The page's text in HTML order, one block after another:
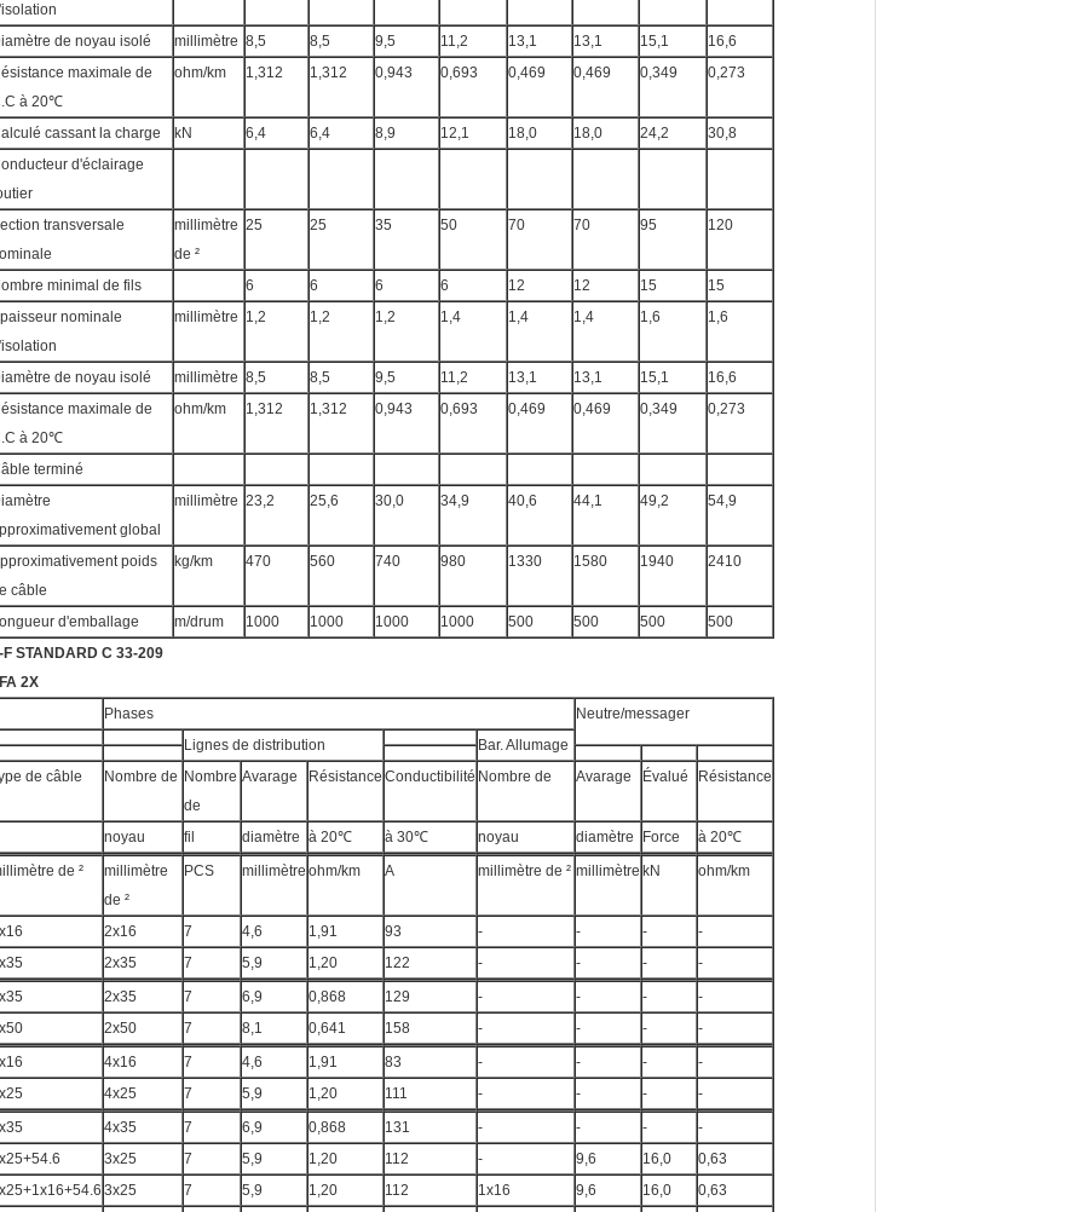
de noyau isolé millimètre 8,5 8,5 9,5 11,2 13,1 13,1 15,1
16,6
maximale de
à 20℃
ohm/km 1,312 1,312 0,943 0,693 0,469 0,469 0,349 0,273
cassant la charge kN 6,4 6,4 8,9 12,1 18,0 18,0 24,2
30,8
d'éclairage
transversale
millimètre
de ²
25 25 35 50 70 70 95 120
minimal de fils 6 6 6 6 12 12 15
15
nominale
millimètre 1,2 1,2 1,2 1,4 1,4 1,4 1,6 1,6
de noyau isolé millimètre 8,5 8,5 9,5 11,2 13,1 13,1 15,1
16,6
maximale de
à 20℃
ohm/km 1,312 1,312 0,943 0,693 0,469 0,469 0,349 0,273
terminé
global
millimètre 23,2 25,6 30,0 34,9 40,6 44,1 49,2 54,9
poids
câble
kg/km 470 560 740 980 1330 1580 1940 2410
d'emballage m/drum 1000 1000 1000 1000 500 500 500
500
F STANDARD C 33-209
2X
Phases
Neutre/messager
Lignes de distribution
Bar. Allumage
de câble
Nombre de Nombre
de
Avarage Résistance Conductibilité Nombre de Avarage Évalué Résistance
noyau fil diamètre à 20℃ à 30℃ noyau diamètre Force
à 20℃
de ²
millimètre
de ²
PCS millimètre ohm/km A millimètre de ² millimètre kN ohm/km
2x16 7 4,6 1,91 93 - - -
-
2x35 7 5,9 1,20 122 - - -
-
2x35 7 6,9 0,868 129 - - -
-
2x50 7 8,1 0,641 158 - - -
-
4x16 7 4,6 1,91 83 - - -
-
4x25 7 5,9 1,20 111 - - -
-
4x35 7 6,9 0,868 131 - - -
-
3x25 7 5,9 1,20 112 - 9,6 16,0
0,63
3x25 7 5,9 1,20 112 1x16 9,6 16,0
0,63